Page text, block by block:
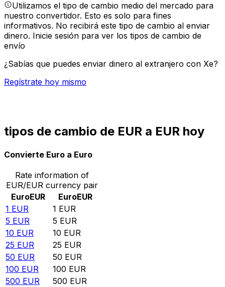
Utilizamos el tipo de cambio medio del mercado para
nuestro convertidor. Esto es solo para fines
informativos. No recibirá este tipo de cambio al enviar
dinero. Inicie sesión para ver los tipos de cambio de
envío
¿Sabías que puedes enviar dinero al extranjero con Xe?
Regístrate hoy mismo
tipos de cambio de EUR a EUR hoy
Convierte Euro a Euro
Rate information of
EUR/EUR currency pair
EuroEUR EuroEUR
1 EUR 1 EUR
5 EUR 5 EUR
10 EUR 10 EUR
25 EUR 25 EUR
50 EUR 50 EUR
100 EUR 100 EUR
500 EUR 500 EUR